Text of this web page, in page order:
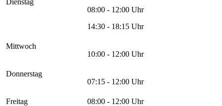
08:00 - 12:00 Uhr
14:30 - 18:15 Uhr
Mittwoch
10:00 - 12:00 Uhr
Donnerstag
07:15 - 12:00 Uhr
Freitag 08:00 - 12:00 Uhr